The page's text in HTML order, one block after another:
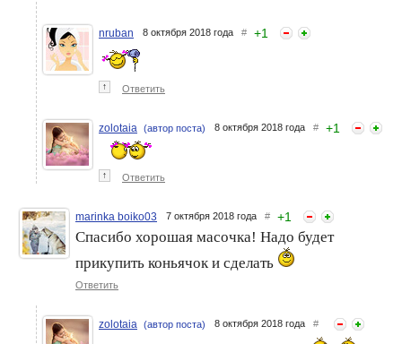
nruban 8 октября 2018 года # +1
↑ Ответить
zolotaia (автор поста) 8 октября 2018 года # +1
↑ Ответить
marinka boiko03 7 октября 2018 года # +1
Спасибо хорошая масочка! Надо будет
прикупить коньячок и сделать
Ответить
zolotaia (автор поста) 8 октября 2018 года #